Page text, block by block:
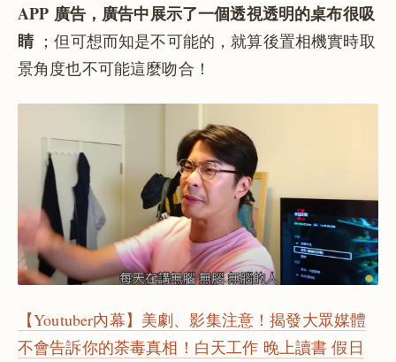
APP 廣告，廣告中展示了一個透視透明的桌布很吸
睛；但可想而知是不可能的，就算後置相機實時取
景角度也不可能這麼吻合！
【Youtuber內幕】美劇、影集注意！揭發大眾媒體
不會告訴你的荼毒真相！白天工作 晚上讀書 假日